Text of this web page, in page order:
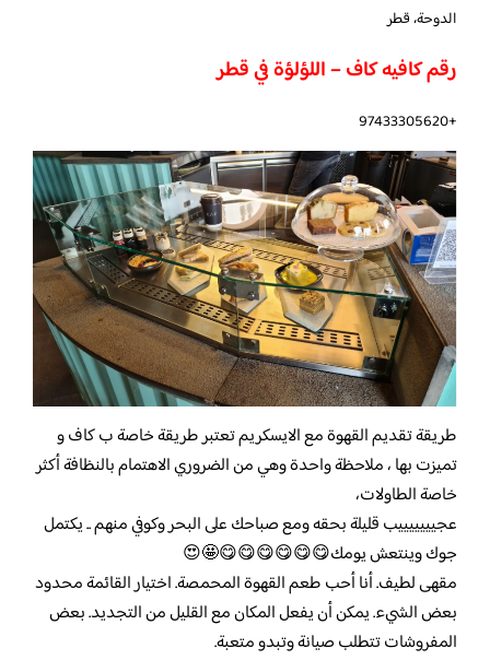
الدوحة، قطر
رقم كافيه كاف – اللؤلؤة في قطر
+97433305620
طريقة تقديم القهوة مع الايسكريم تعتبر طريقة خاصة ب كاف و
تميزت بها ، ملاحظة واحدة وهي من الضروري الاهتمام بالنظافة أكثر
خاصة الطاولات،
عجيييييييب قليلة بحقه ومع صباحك على البحر وكوفي منهم .. يكتمل
جوك وينتعش يومك😋😋😋😋😋😋🤩😍
مقهى لطيف. أنا أحب طعم القهوة المحمصة. اختيار القائمة محدود
بعض الشيء. يمكن أن يفعل المكان مع القليل من التجديد. بعض
المفروشات تتطلب صيانة وتبدو متعبة.